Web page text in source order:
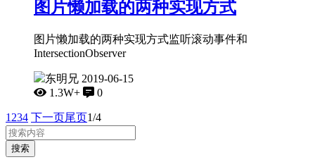
图片懒加载的两种实现方式
图片懒加载的两种实现方式监听滚动事件和
IntersectionObserver
东明兄 2019-06-15
1.3W+
0
1 234 下一页尾页1/4
搜索